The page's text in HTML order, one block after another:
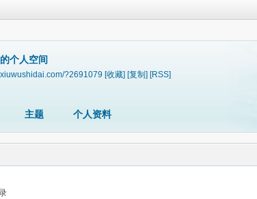
个人空间
?2691079 [收藏] [复制] [RSS]
主题 个人资料